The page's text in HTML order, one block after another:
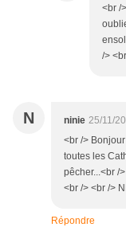
<br /
/>
N ninie 25/11/
<br />
toutes les
pêcher...<br /
<br /> <br />
Répondre